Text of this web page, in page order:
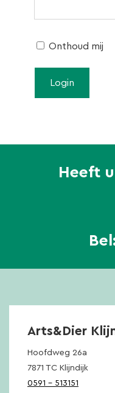
Onthoud mij
Heeft
Arts&Dier
Hoofdweg 26a
7871 TC Klijndijk
0591 – 513151